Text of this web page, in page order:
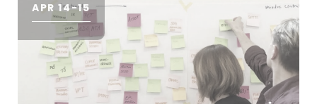
APR 14-15